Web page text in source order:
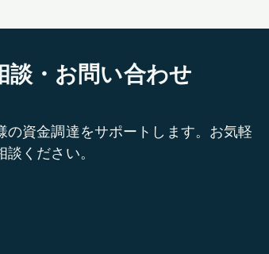
談・お問い合わせ
の資金調達をサポートします。お気軽
談ください。